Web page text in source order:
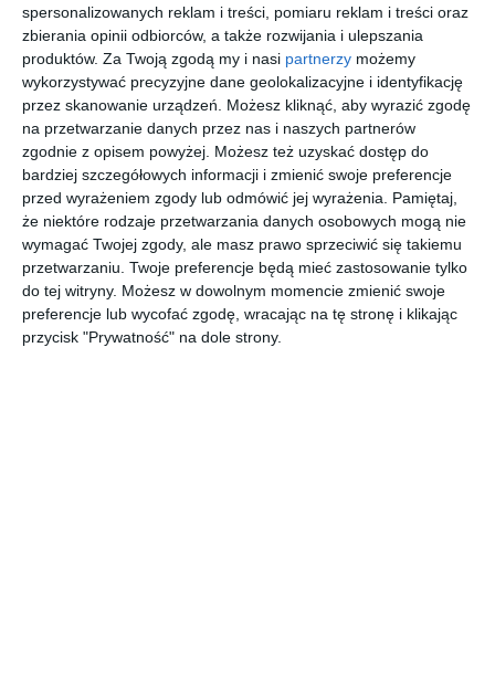
spersonalizowanych reklam i treści, pomiaru reklam i treści oraz
zbierania opinii odbiorców, a także rozwijania i ulepszania
produktów. Za Twoją zgodą my i nasi partnerzy możemy
wykorzystywać precyzyjne dane geolokalizacyjne i identyfikację
przez skanowanie urządzeń. Możesz kliknąć, aby wyrazić zgodę
na przetwarzanie danych przez nas i naszych partnerów
zgodnie z opisem powyżej. Możesz też uzyskać dostęp do
bardziej szczegółowych informacji i zmienić swoje preferencje
przed wyrażeniem zgody lub odmówić jej wyrażenia.
Pamiętaj,
że niektóre rodzaje przetwarzania danych osobowych mogą nie
wymagać Twojej zgody, ale masz prawo sprzeciwić się takiemu
przetwarzaniu. Twoje preferencje będą mieć zastosowanie tylko
do tej witryny. Możesz w dowolnym momencie zmienić swoje
preferencje lub wycofać zgodę, wracając na tę stronę i klikając
przycisk "Prywatność" na dole strony.
Aranżacja klasycznego ogrodu usytuowanego przy
nowoczesnym, mazurskim domu.
AUTOR: Jagna Bielowicka Architekt
DODAJ DO ULUBIONYCH
UDOSTĘPNIJ
Pozostałe zdjęcia w projekcie:Nowoczesna, pruska
stodoła na Mazurach Garbatych